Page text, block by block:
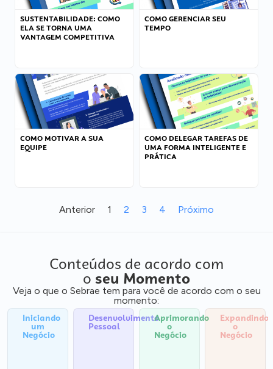
SUSTENTABILIDADE: COMO
ELA SE TORNA UMA
VANTAGEM COMPETITIVA
COMO GERENCIAR SEU
TEMPO
COMO MOTIVAR A SUA
EQUIPE
COMO DELEGAR TAREFAS DE
UMA FORMA INTELIGENTE E
PRÁTICA
Anterior 1 2 3 4 Próximo
Conteúdos de acordo com
o seu Momento
Veja o que o Sebrae tem para você de acordo com o seu
momento:
Iniciando
um
Negócio
Desenvolvimento
Pessoal
Aprimorando
o
Negócio
Expandindo
o
Negócio